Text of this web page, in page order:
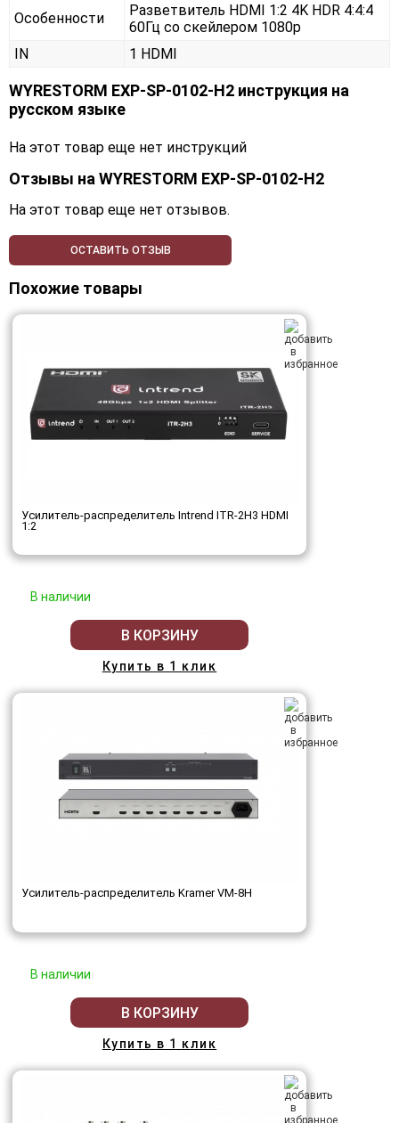
Особенности
Разветвитель HDMI 1:2 4K HDR 4:4:4
60Гц со скейлером 1080p
IN
1 HDMI
WYRESTORM EXP-SP-0102-H2 инструкция на
русском языке
На этот товар еще нет инструкций
Отзывы на WYRESTORM EXP-SP-0102-H2
На этот товар еще нет отзывов.
ОСТАВИТЬ ОТЗЫВ
Похожие товары
Усилитель-распределитель Intrend ITR-2H3 HDMI
1:2
В наличии
В КОРЗИНУ
Купить в 1 клик
Усилитель-распределитель Kramer VM-8H
В наличии
В КОРЗИНУ
Купить в 1 клик